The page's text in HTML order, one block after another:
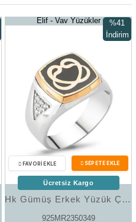
Elif - Vav Yüzükler
Hk Gümüş Erkek Yüzük Çift Vav |Gümüş Takı Hediyelik Ürünler
925MR2350349
%41
İndirim
Ücretsiz Kargo